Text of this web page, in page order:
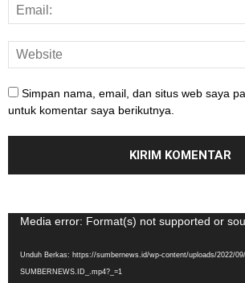
Simpan nama, email, dan situs web saya
untuk komentar saya berikutnya.
Pemutar
Media error: Format(s) not supported or
Unduh Berkas: https://sumbernews.id/wp-content/uploads/2022/
SUMBERNEWS.ID_.mp4?_=1